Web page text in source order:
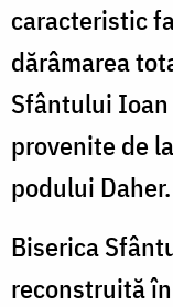
caracteristic
dărâ­marea
Sfântului
provenite de
podului Daher.
Biserica
reconstruită